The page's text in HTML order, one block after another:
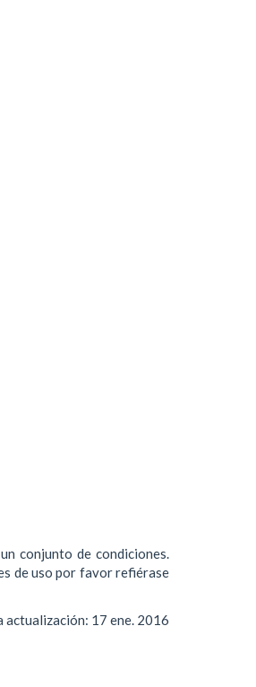
conjunto de condiciones.
de uso por favor refiérase
actualización: 17 ene. 2016